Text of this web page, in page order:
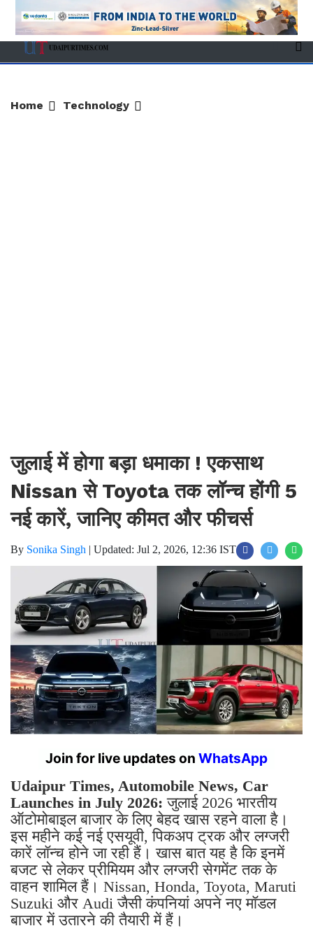
Home Technology
जुलाई में होगा बड़ा धमाका ! एकसाथ
Nissan से Toyota तक लॉन्च होंगी 5
नई कारें, जानिए कीमत और फीचर्स
By Sonika Singh | Updated: Jul 2, 2026, 12:36 IST
Join for live updates on WhatsApp
Udaipur Times, Automobile News, Car
Launches in July 2026:जुलाई 2026 भारतीय
ऑटोमोबाइल बाजार के लिए बेहद खास रहने वाला है।
इस महीने कई नई एसयूवी, पिकअप ट्रक और लग्जरी
कारें लॉन्च होने जा रही हैं। खास बात यह है कि इनमें
बजट से लेकर प्रीमियम और लग्जरी सेगमेंट तक के
वाहन शामिल हैं। Nissan, Honda, Toyota, Maruti
Suzuki और Audi जैसी कंपनियां अपने नए मॉडल
बाजार में उतारने की तैयारी में हैं।